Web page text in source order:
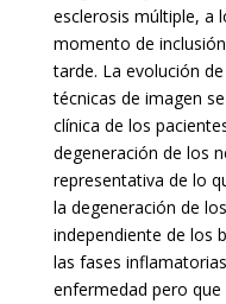
esclerosis múltiple, a
momento de
tarde. La evolución
técnicas de imagen
clínica de los
degeneración de los
representativa de lo
la degeneración de
independiente de los
las fases
enfermedad pero